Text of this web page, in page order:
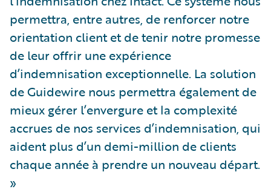
permettra, entre autres, de renforcer notre
orientation client et de tenir notre promesse
de leur offrir une expérience
d’indemnisation exceptionnelle. La solution
de Guidewire nous permettra également de
mieux gérer l’envergure et la complexité
accrues de nos services d’indemnisation, qui
aident plus d’un demi-million de clients
chaque année à prendre un nouveau départ.
»